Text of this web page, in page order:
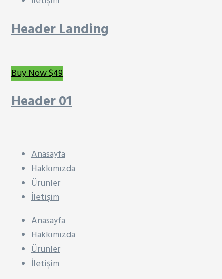
Header Landing
Buy Now $49
Header 01
Anasayfa
Hakkımızda
Ürünler
İletişim
Anasayfa
Hakkımızda
Ürünler
İletişim